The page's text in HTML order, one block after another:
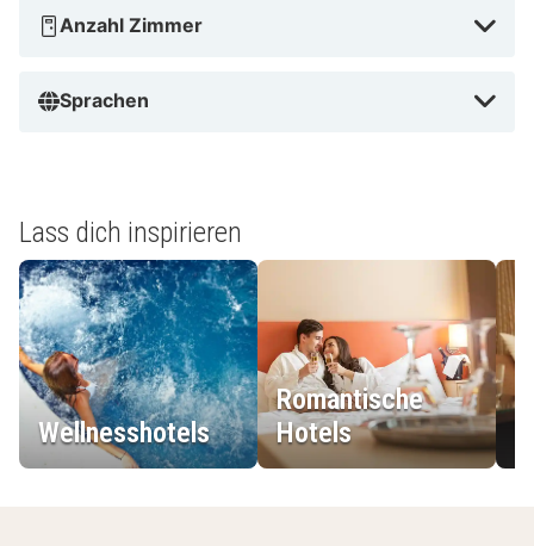
Anzahl Zimmer
Sprachen
Lass dich inspirieren
Wellnesshotels
Romantische
Hotels